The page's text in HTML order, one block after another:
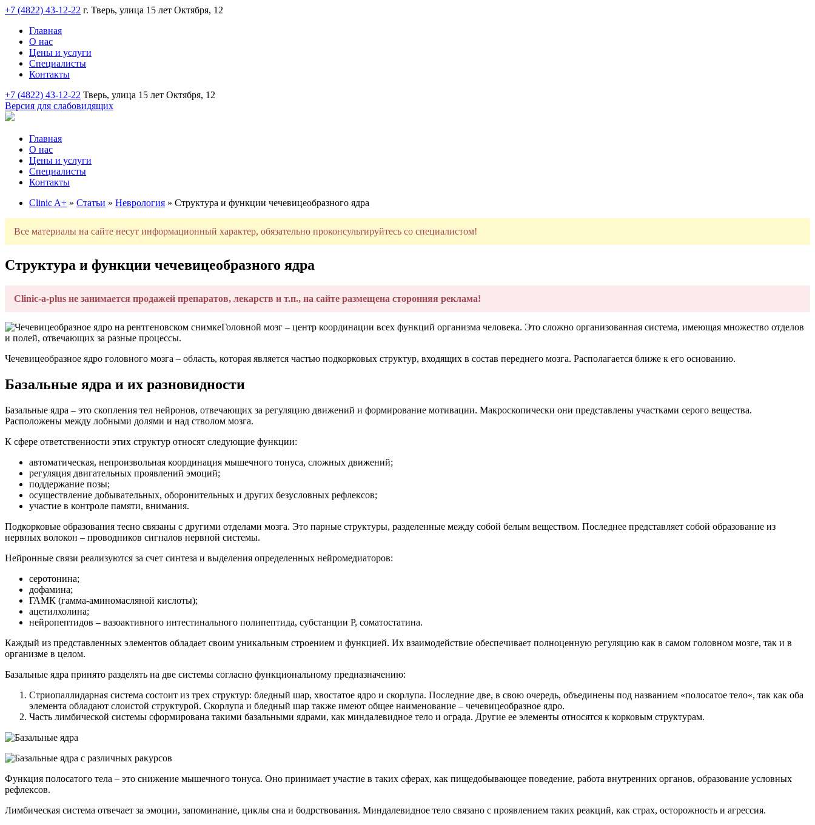
+7 (4822) 43-12-22 г. Тверь, улица 15 лет Октября, 12
Главная
О нас
Цены и услуги
Специалисты
Контакты
+7 (4822) 43-12-22 Тверь, улица 15 лет Октября, 12
Версия для слабовидящих
Главная
О нас
Цены и услуги
Специалисты
Контакты
Clinic A+ » Статьи » Неврология » Структура и функции чечевицеобразного ядра
Все материалы на сайте несут информационный характер, обязательно проконсультируйтесь со специалистом!
Структура и функции чечевицеобразного ядра
Clinic-a-plus не занимается продажей препаратов, лекарств и т.п., на сайте размещена сторонняя реклама!
Головной мозг – центр координации всех функций организма человека. Это сложно организованная система, имеющая множество отделов
и полей, отвечающих за разные процессы.
Чечевицеобразное ядро головного мозга – область, которая является частью подкорковых структур, входящих в состав переднего мозга. Располагается ближе к его основанию.
Базальные ядра и их разновидности
Базальные ядра – это скопления тел нейронов, отвечающих за регуляцию движений и формирование мотивации. Макроскопически они представлены участками серого вещества.
Расположены между лобными долями и над стволом мозга.
К сфере ответственности этих структур относят следующие функции:
автоматическая, непроизвольная координация мышечного тонуса, сложных движений;
регуляция двигательных проявлений эмоций;
поддержание позы;
осуществление добывательных, оборонительных и других безусловных рефлексов;
участие в контроле памяти, внимания.
Подкорковые образования тесно связаны с другими отделами мозга. Это парные структуры, разделенные между собой белым веществом. Последнее представляет собой образование из
нервных волокон – проводников сигналов нервной системы.
Нейронные связи реализуются за счет синтеза и выделения определенных нейромедиаторов:
серотонина;
дофамина;
ГАМК (гамма-аминомасляной кислоты);
ацетилхолина;
нейропептидов – вазоактивного интестинального полипептида, субстанции P, соматостатина.
Каждый из представленных элементов обладает своим уникальным строением и функцией. Их взаимодействие обеспечивает полноценную регуляцию как в самом головном мозге, так и в
организме в целом.
Базальные ядра принято разделять на две системы согласно функциональному предназначению:
Стриопаллидарная система состоит из трех структур: бледный шар, хвостатое ядро и скорлупа. Последние две, в свою очередь, объединены под названием «полосатое тело«, так как оба
элемента обладают слоистой структурой. Скорлупа и бледный шар также имеют общее наименование – чечевицеобразное ядро.
Часть лимбической системы сформирована такими базальными ядрами, как миндалевидное тело и ограда. Другие ее элементы относятся к корковым структурам.
Функция полосатого тела – это снижение мышечного тонуса. Оно принимает участие в таких сферах, как пищедобывающее поведение, работа внутренних органов, образование условных
рефлексов.
Лимбическая система отвечает за эмоции, запоминание, циклы сна и бодрствования. Миндалевидное тело связано с проявлением таких реакций, как страх, осторожность и агрессия.